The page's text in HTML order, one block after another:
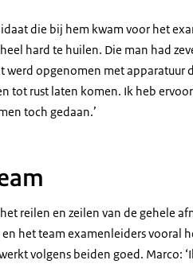
die bij hem kwam voor het
hard te huilen. Die man had
werd opgenomen met apparatuur
tot rust laten komen. Ik heb
toch gedaan.’
reilen en zeilen van de gehele
het team examenleiders vooral
volgens beiden goed. Marco: